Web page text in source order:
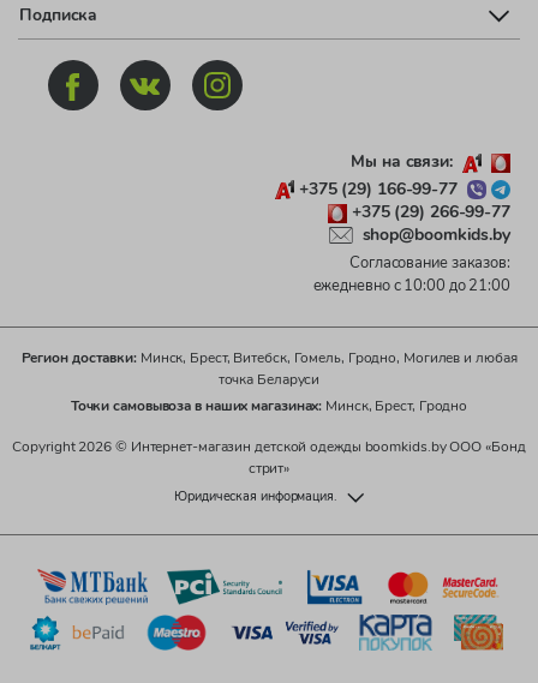
Подписка
Мы на связи:
+375 (29) 166-99-77
+375 (29) 266-99-77
shop@boomkids.by
Согласование заказов:
ежедневно с 10:00 до 21:00
Регион доставки:Минск, Брест, Витебск, Гомель, Гродно, Могилев и любая
точка Беларуси
Точки самовывоза в наших магазинах: Минск, Брест, Гродно
Copyright 2026 © Интернет-магазин детской одежды boomkids.by ООО «Бонд
стрит»
Юридическая информация.